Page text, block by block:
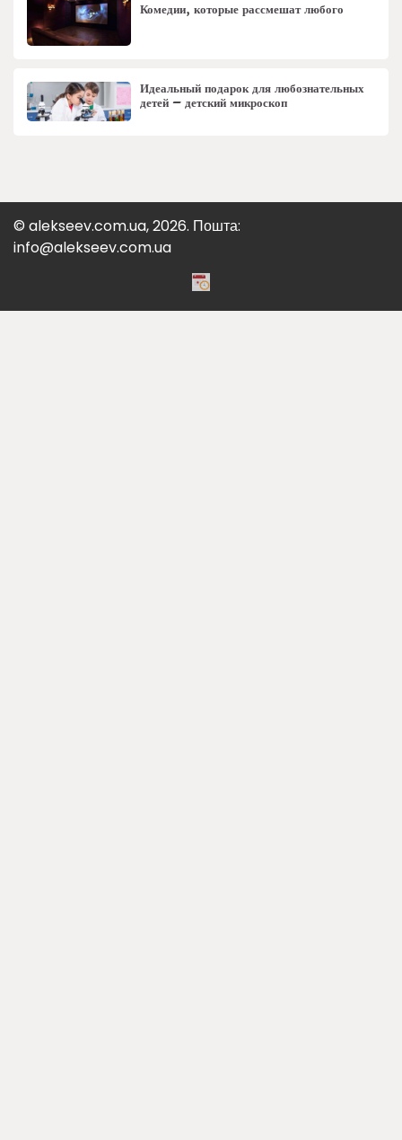
Комедии, которые рассмешат любого
Идеальный подарок для любознательных
детей – детский микроскоп
© alekseev.com.ua, 2026. Пошта:
info@alekseev.com.ua